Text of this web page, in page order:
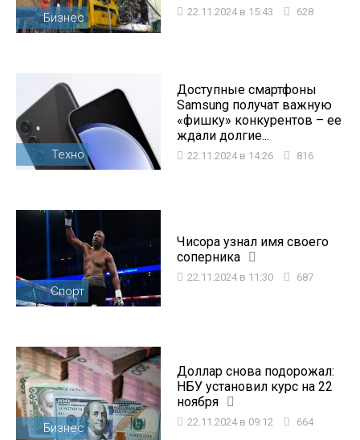
Бизнес 22.11.2024 в 15:43 628
Техно
Доступные смартфоны
Samsung получат важную
«фишку» конкурентов – ее
ждали долгие...
22.11.2024 в 14:26 816
Спорт
Чисора узнал имя своего
соперника
22.11.2024 в 11:30 687
Бизнес
Доллар снова подорожал:
НБУ установил курс на 22
ноября
22.11.2024 в 09:12 664